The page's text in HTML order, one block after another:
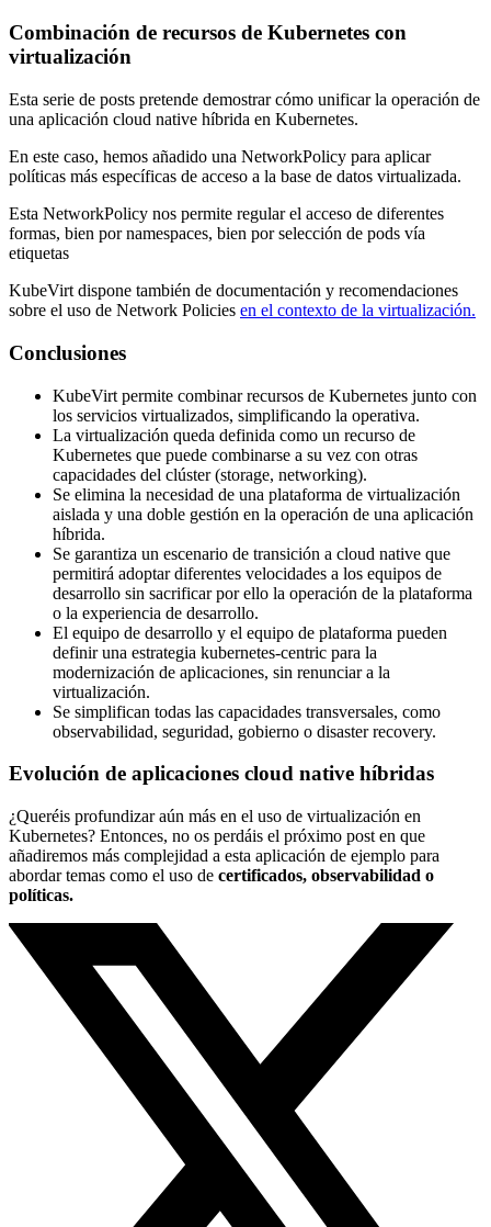
Combinación de recursos de Kubernetes con
virtualización
Esta serie de posts pretende demostrar cómo unificar la operación de
una aplicación cloud native híbrida en Kubernetes.
En este caso, hemos añadido una NetworkPolicy para aplicar
políticas más específicas de acceso a la base de datos virtualizada.
Esta NetworkPolicy nos permite regular el acceso de diferentes
formas, bien por namespaces, bien por selección de pods vía
etiquetas
KubeVirt dispone también de documentación y recomendaciones
sobre el uso de Network Policies en el contexto de la virtualización.
Conclusiones
KubeVirt permite combinar recursos de Kubernetes junto con
los servicios virtualizados, simplificando la operativa.
La virtualización queda definida como un recurso de
Kubernetes que puede combinarse a su vez con otras
capacidades del clúster (storage, networking).
Se elimina la necesidad de una plataforma de virtualización
aislada y una doble gestión en la operación de una aplicación
híbrida.
Se garantiza un escenario de transición a cloud native que
permitirá adoptar diferentes velocidades a los equipos de
desarrollo sin sacrificar por ello la operación de la plataforma
o la experiencia de desarrollo.
El equipo de desarrollo y el equipo de plataforma pueden
definir una estrategia kubernetes-centric para la
modernización de aplicaciones, sin renunciar a la
virtualización.
Se simplifican todas las capacidades transversales, como
observabilidad, seguridad, gobierno o disaster recovery.
Evolución de aplicaciones cloud native híbridas
¿Queréis profundizar aún más en el uso de virtualización en
Kubernetes? Entonces, no os perdáis el próximo post en que
añadiremos más complejidad a esta aplicación de ejemplo para
abordar temas como el uso de certificados, observabilidad o
políticas.